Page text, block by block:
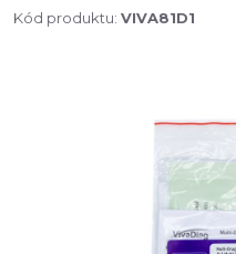
Kód produktu: VIVA81D1